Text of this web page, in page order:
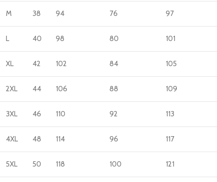
M 38 94 76 97
L 40 98 80 101
XL 42 102 84 105
2XL 44 106 88 109
3XL 46 110 92 113
4XL 48 114 96 117
5XL 50 118 100 121